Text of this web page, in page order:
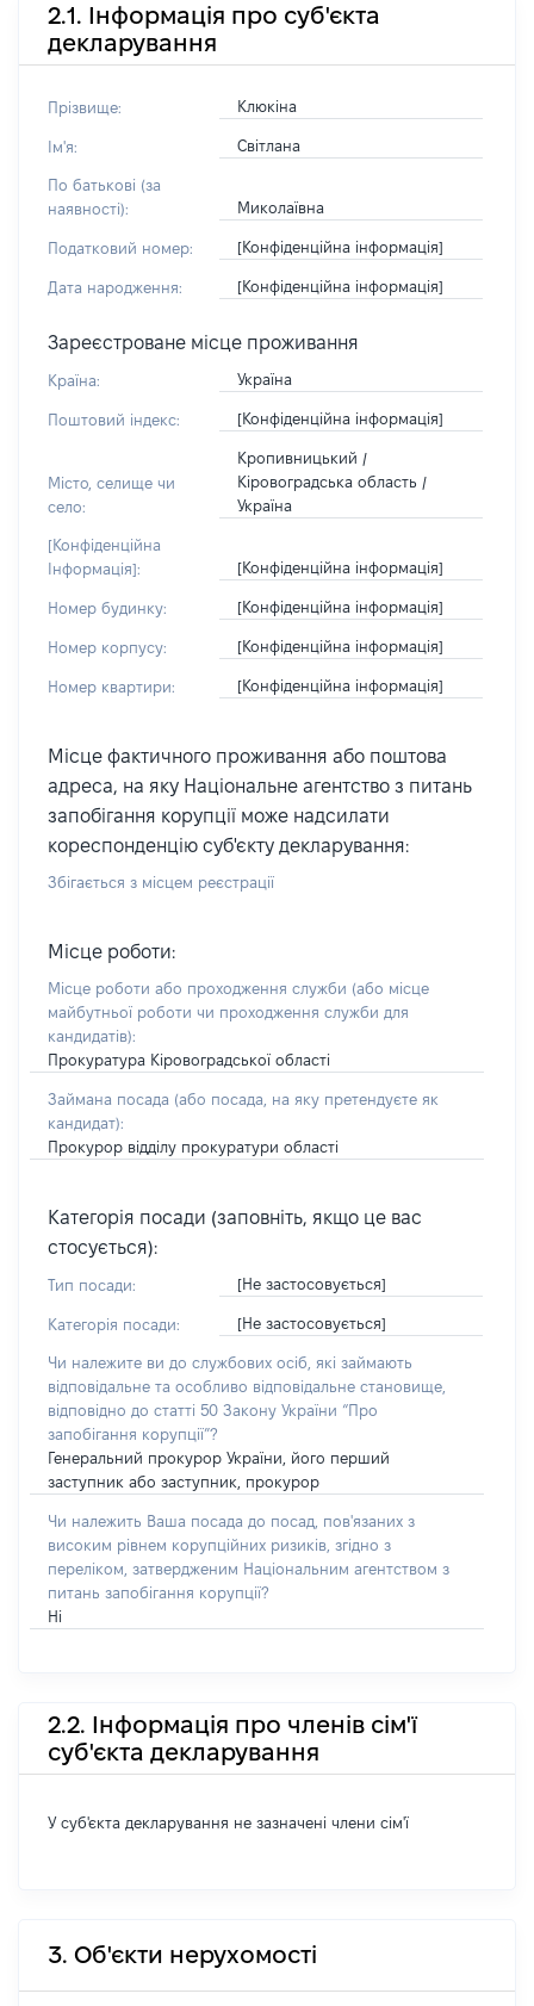
2.1. Інформація про суб'єкта
декларування
Прізвище: Клюкіна
Ім'я: Світлана
По батькові (за
наявності):
Миколаївна
Податковий номер: [Конфіденційна інформація]
Дата народження: [Конфіденційна інформація]
Зареєстроване місце проживання
Країна: Україна
Поштовий індекс: [Конфіденційна інформація]
Місто, селище чи
село:
Кропивницький /
Кіровоградська область /
Україна
[Конфіденційна
Інформація]:
[Конфіденційна інформація]
Номер будинку: [Конфіденційна інформація]
Номер корпусу: [Конфіденційна інформація]
Номер квартири: [Конфіденційна інформація]
Місце фактичного проживання або поштова
адреса, на яку Національне агентство з питань
запобігання корупції може надсилати
кореспонденцію суб'єкту декларування:
Збігається з місцем реєстрації
Місце роботи:
Місце роботи або проходження служби (або місце
майбутньої роботи чи проходження служби для
кандидатів):
Прокуратура Кіровоградської області
Займана посада (або посада, на яку претендуєте як
кандидат):
Прокурор відділу прокуратури області
Категорія посади (заповніть, якщо це вас
стосується):
Тип посади: [Не застосовується]
Категорія посади: [Не застосовується]
Чи належите ви до службових осіб, які займають
відповідальне та особливо відповідальне становище,
відповідно до статті 50 Закону України “Про
запобігання корупції”?
Генеральний прокурор України, його перший
заступник або заступник, прокурор
Чи належить Ваша посада до посад, пов'язаних з
високим рівнем корупційних ризиків, згідно з
переліком, затвердженим Національним агентством з
питань запобігання корупції?
Ні
2.2. Інформація про членів сім'ї
суб'єкта декларування
У суб'єкта декларування не зазначені члени сім'ї
3. Об'єкти нерухомості